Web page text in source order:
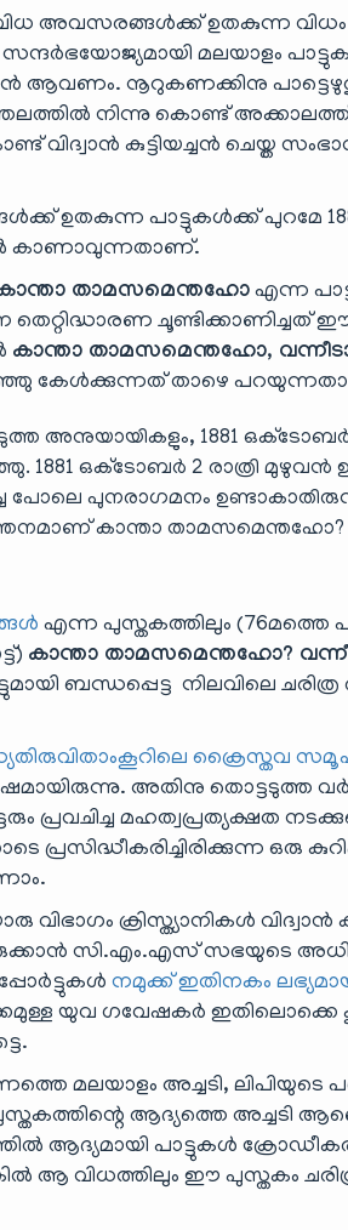
അവസരങ്ങൾക്ക് ഉതകുന്ന വിധം
മലയാളം പാട്ടുകൾ
ആവണം. നൂറുകണക്കിനു
നിന്നു കൊണ്ട്
വിദ്വാൻ കുട്ടിയച്ചൻ ചെയ്ത
ഉതകുന്ന പാട്ടുകൾക്ക് പുറമേ
കാണാവുന്നതാണ്.
താമസമെന്തഹോ എന്ന
തെറ്റിദ്ധാരണ ചൂണ്ടിക്കാണിച്ചത്
കാന്താ താമസമെന്തഹോ,
കേൾക്കുന്നത് താഴെ
അനുയായികളും, 1881 ഒക്‌ടോബർ
1881 ഒക്‌ടോബർ 2 രാത്രി മുഴുവൻ
പോലെ പുനരാഗമനം
കാന്താ താമസമെന്തഹോ?
എന്ന പുസ്തകത്തിലും (76മത്തെ
കാന്താ താമസമെന്തഹോ?
ബന്ധപ്പെട്ട നിലവിലെ
ക്രൈസ്തവ
അതിനു തൊട്ടടുത്ത
പ്രവചിച്ച മഹത്വപ്രത്യക്ഷത
ഒരു
ക്രിസ്ത്യാനികൾ വിദ്വാൻ
മെരുക്കാൻ സി.എം.എസ് സഭയുടെ
നമുക്ക് ഇതിനകം
യുവ ഗവേഷകർ
മലയാളം അച്ചടി, ലിപിയുടെ
പുസ്തകത്തിന്റെ ആദ്യത്തെ അച്ചടി
ആദ്യമായി പാട്ടുകൾ
വിധത്തിലും ഈ പുസ്തകം